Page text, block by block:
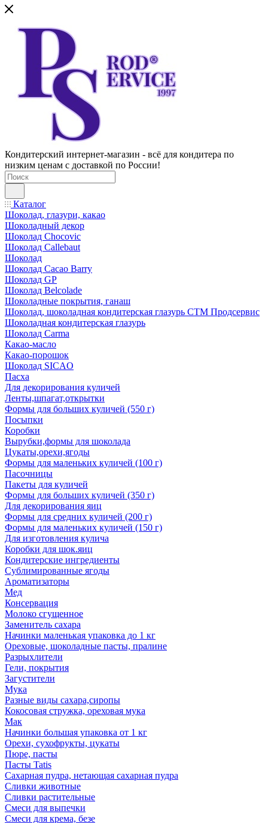
Кондитерский интернет-магазин - всё для кондитера по
низким ценам с доставкой по России!
Каталог
Шоколад, глазури, какао
Шоколадный декор
Шоколад Chocovic
Шоколад Callebaut
Шоколад
Шоколад Cacao Barry
Шоколад GP
Шоколад Belcolade
Шоколадные покрытия, ганаш
Шоколад, шоколадная кондитерская глазурь СТМ Продсервис
Шоколадная кондитерская глазурь
Шоколад Carma
Какао-масло
Какао-порошок
Шоколад SICAO
Пасха
Для декорирования куличей
Ленты,шпагат,открытки
Формы для больших куличей (550 г)
Посыпки
Коробки
Вырубки,формы для шоколада
Цукаты,орехи,ягоды
Формы для маленьких куличей (100 г)
Пасочницы
Пакеты для куличей
Формы для больших куличей (350 г)
Для декорирования яиц
Формы для средних куличей (200 г)
Формы для маленьких куличей (150 г)
Для изготовления кулича
Коробки для шок.яиц
Кондитерские ингредиенты
Сублимированные ягоды
Ароматизаторы
Мед
Консервация
Молоко сгущенное
Заменитель сахара
Начинки маленькая упаковка до 1 кг
Ореховые, шоколадные пасты, пралине
Разрыхлители
Гели, покрытия
Загустители
Мука
Разные виды сахара,сиропы
Кокосовая стружка, ореховая мука
Мак
Начинки большая упаковка от 1 кг
Орехи, сухофрукты, цукаты
Пюре, пасты
Пасты Tatis
Сахарная пудра, нетающая сахарная пудра
Сливки животные
Сливки растительные
Смеси для выпечки
Смеси для крема, безе